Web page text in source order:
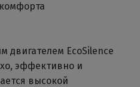
EcoSilence
эффективно и
высокой